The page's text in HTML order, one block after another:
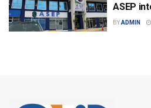
ASEP
BYADMIN